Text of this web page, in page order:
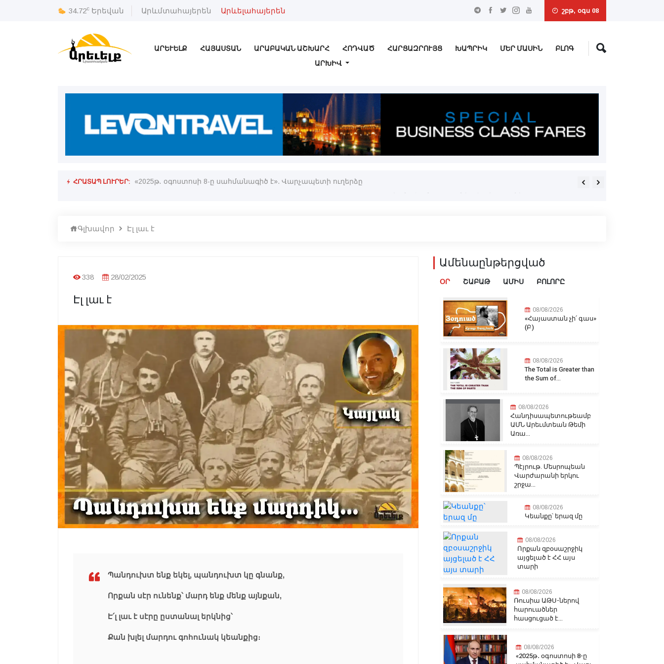
34.72c Երեվան Արևմտահայերեն Արևելահայերեն շբթ, օգս 08
ԱՐԵՒԵԼՔ ՀԱՅԱՍՏԱՆ ԱՐԱԲԱԿԱՆ ԱՇԽԱՐՀ ՀՈԴՎԱԾ ՀԱՐՑԱԶՐՈՒՅՑ ԽԱՊՐԻԿ ՄԵՐ ՄԱՍԻՆ
ԲԼՈԳ
ԱՐԽԻՎ
ՀՐԱՏԱՊ ԼՈՒՐԵՐ:
«Նախագահի պատուոյ «2025թ․ օգոստոսի 8-ը սահմանագիծ է». Վարչապետի ուղերձը Կը սպասուի առանց
Գլխավոր Էլ լաւ է
338 28/02/2025
Էլ լաւ է
Պանդուխտ ենք եկել, պանդուխտ կը գնանք,
Որքան սէր ունենք՝ մարդ ենք մենք այնքան,
Է՛լ լաւ է սէրը ըստանալ երկնից՝
Քան խլել մարդու գոհունակ կեանքից։
Ամենաընթերցված
ՕՐ ՇԱԲԱԹ ԱՄԻՍ ԲՈԼՈՐԸ
08/08/2026
«Հայաստան չի՛ գաս»
(Բ)
08/08/2026
The Total is Greater than
the Sum of...
08/08/2026
Հանդիսապետութեամբ
ԱՄՆ Արեւմտեան Թեմի
Առա...
08/08/2026
Պէյրութ. Մեսրոպեան
Վարժարանի երկու
շրջա...
08/08/2026
Կեանքը՝ երազ մը
08/08/2026
Որքան զբօսաշրջիկ
այցելած է ՀՀ այս
տարի
08/08/2026
Ռուսիա ԱԹՍ-ներով
հարուածներ
հասցուցած է...
08/08/2026
«2025թ․ օգոստոսի 8-ը